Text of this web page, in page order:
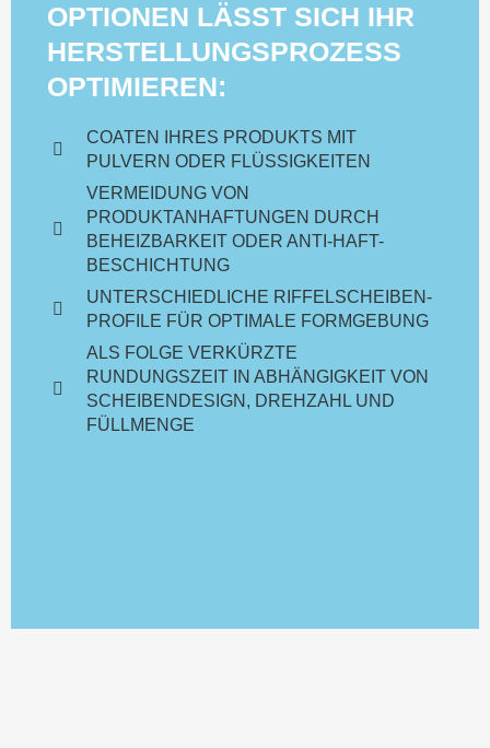
OPTIONEN LÄSST SICH IHR
HERSTELLUNGSPROZESS
OPTIMIEREN:
COATEN IHRES PRODUKTS MIT
PULVERN ODER FLÜSSIGKEITEN
VERMEIDUNG VON
PRODUKTANHAFTUNGEN DURCH
BEHEIZBARKEIT ODER ANTI-HAFT-
BESCHICHTUNG
UNTERSCHIEDLICHE RIFFELSCHEIBEN-
PROFILE FÜR OPTIMALE FORMGEBUNG
ALS FOLGE VERKÜRZTE
RUNDUNGSZEIT IN ABHÄNGIGKEIT VON
SCHEIBENDESIGN, DREHZAHL UND
FÜLLMENGE